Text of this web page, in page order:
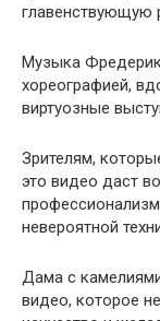
главенствующую
Музыка
хореографией,
виртуозные
Зрителям,
это видео даст
невероятной
Дама с
видео, которое